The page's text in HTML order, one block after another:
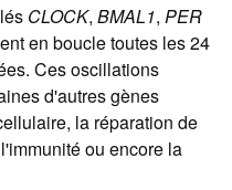
CLOCK, BMAL1, PER
en boucle toutes les 24
Ces oscillations
d'autres gènes
la réparation de
ou encore la